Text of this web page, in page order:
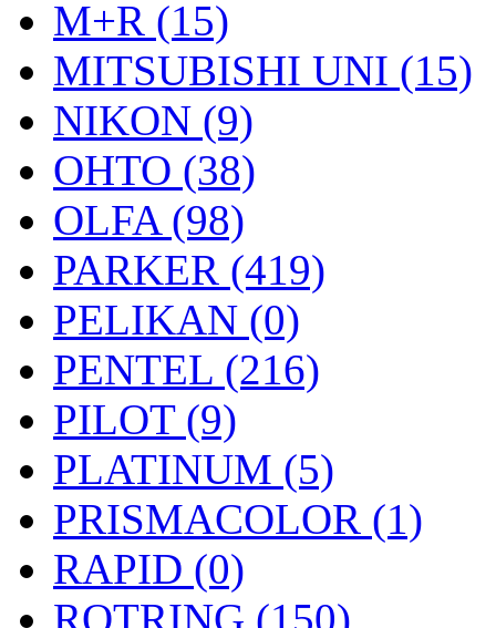
M+R (15)
MITSUBISHI UNI (15)
NIKON (9)
OHTO (38)
OLFA (98)
PARKER (419)
PELIKAN (0)
PENTEL (216)
PILOT (9)
PLATINUM (5)
PRISMACOLOR (1)
RAPID (0)